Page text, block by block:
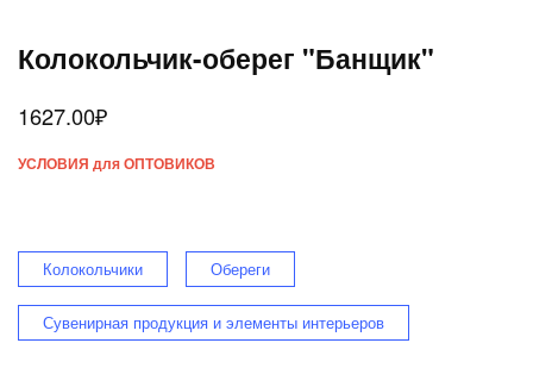
Колокольчик-оберег "Банщик"
1627.00₽
УСЛОВИЯ для ОПТОВИКОВ
Колокольчики Обереги
Сувенирная продукция и элементы интерьеров